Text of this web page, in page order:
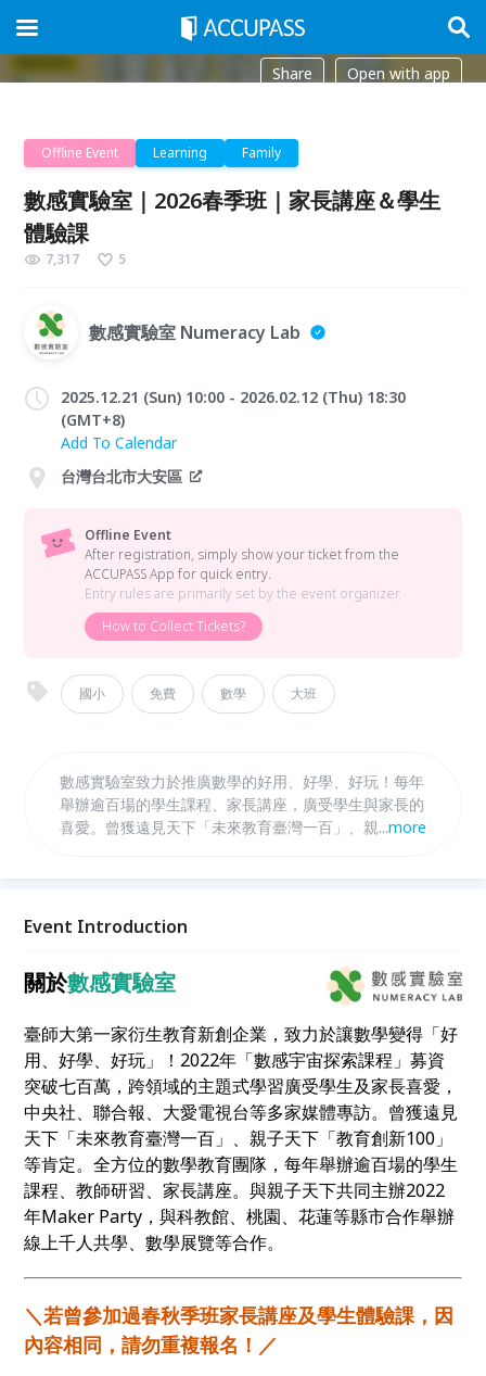
Share Open with app
Offline Event Learning Family
數感實驗室｜2026春季班｜家長講座＆學生
體驗課
7,317 5
數感實驗室 Numeracy Lab
2025.12.21 (Sun) 10:00 - 2026.02.12 (Thu) 18:30
(GMT+8)
Add To Calendar
台灣台北市大安區
Offline Event
After registration, simply show your ticket from the
ACCUPASS App for quick entry.
Entry rules are primarily set by the event organizer.
How to Collect Tickets?
國小 免費 數學 大班
數感實驗室致力於推廣數學的好用、好學、好玩！每年
舉辦逾百場的學生課程、家長講座，廣受學生與家長的
喜愛。曾獲遠見天下「未來教育臺灣一百」、親子天下
生學習數學的興趣與信心，以及介紹為【大班】、【國
實驗課】、【數感理財桌遊課】。同時，也有舉辦【學
生體驗課】。歡迎親子一同報名參加！
...more
Event Introduction
關於數感實驗室
臺師大第一家衍生教育新創企業，致力於讓數學變得「好
用、好學、好玩」！2022年「數感宇宙探索課程」募資
突破七百萬，跨領域的主題式學習廣受學生及家長喜愛，
中央社、聯合報、大愛電視台等多家媒體專訪。曾獲遠見
天下「未來教育臺灣一百」、親子天下「教育創新100」
等肯定。全方位的數學教育團隊，每年舉辦逾百場的學生
課程、教師研習、家長講座。與親子天下共同主辦2022
年Maker Party，與科教館、桃園、花蓮等縣市合作舉辦
線上千人共學、數學展覽等合作。
＼若曾參加過春秋季班家長講座及學生體驗課，因
內容相同，請勿重複報名！／